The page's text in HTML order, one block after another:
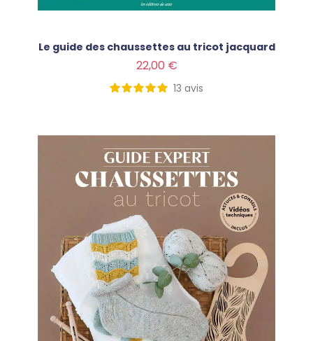
Le guide des chaussettes au tricot jacquard
22,00 €
13 avis